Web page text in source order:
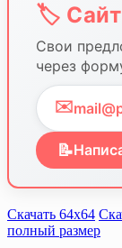
🏷️ Сайт
Свои
через
✉️
📝
Скачать 64х64
полный размер